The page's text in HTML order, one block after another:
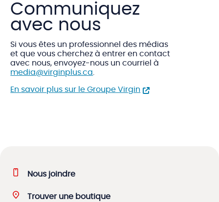
Communiquez
avec nous
Si vous êtes un professionnel des médias
et que vous cherchez à entrer en contact
avec nous, envoyez-nous un courriel à
media@virginplus.ca
En savoir plus sur le Groupe Virgin
Nous joindre
Trouver une boutique